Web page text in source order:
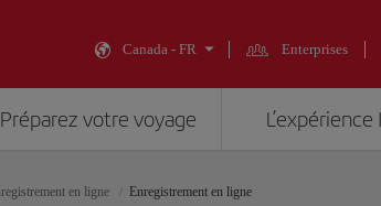
Canada - FR Enterprises
Préparez votre voyage L’expérience
en ligne Enregistrement en ligne